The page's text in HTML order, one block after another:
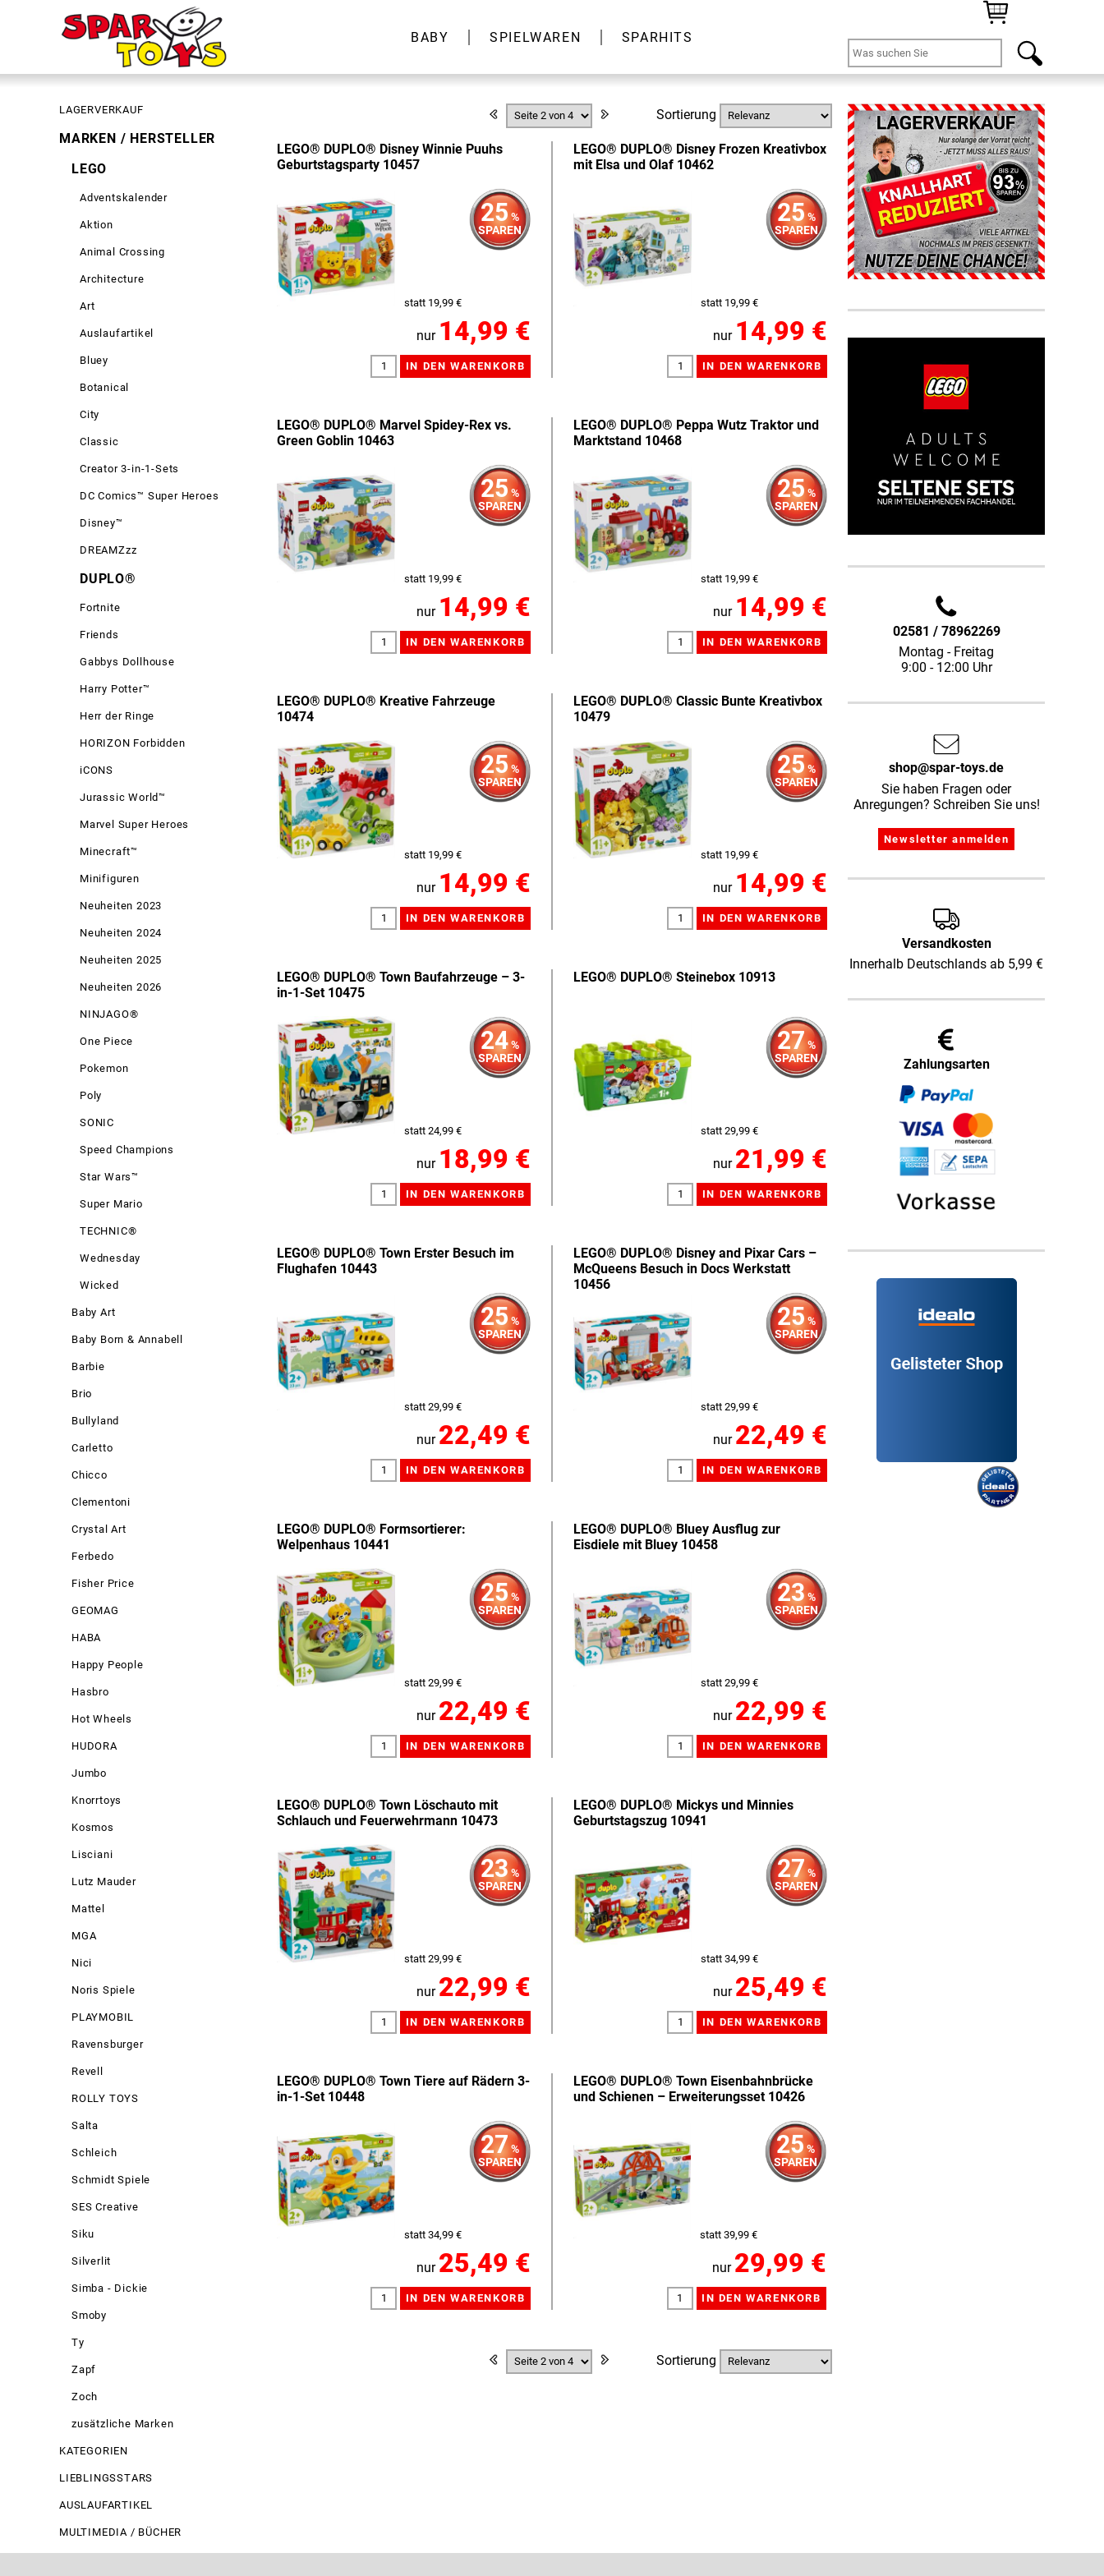
BABY SPIELWAREN SPARHITS
LAGERVERKAUF
MARKEN / HERSTELLER
LEGO
Adventskalender
Aktion
Animal Crossing
Architecture
Art
Auslaufartikel
Bluey
Botanical
City
Classic
Creator 3-in-1-Sets
DC Comics™ Super Heroes
Disney™
DREAMZzz
DUPLO®
Fortnite
Friends
Gabbys Dollhouse
Harry Potter™
Herr der Ringe
HORIZON Forbidden
iCONS
Jurassic World™
Marvel Super Heroes
Minecraft™
Minifiguren
Neuheiten 2023
Neuheiten 2024
Neuheiten 2025
Neuheiten 2026
NINJAGO®
One Piece
Pokemon
Poly
SONIC
Speed Champions
Star Wars™
Super Mario
TECHNIC®
Wednesday
Wicked
Baby Art
Baby Born & Annabell
Barbie
Brio
Bullyland
Carletto
Chicco
Clementoni
Crystal Art
Ferbedo
Fisher Price
GEOMAG
HABA
Happy People
Hasbro
Hot Wheels
HUDORA
Jumbo
Knorrtoys
Kosmos
Lisciani
Lutz Mauder
Mattel
MGA
Nici
Noris Spiele
PLAYMOBIL
Ravensburger
Revell
ROLLY TOYS
Salta
Schleich
Schmidt Spiele
SES Creative
Siku
Silverlit
Simba - Dickie
Smoby
Ty
Zapf
Zoch
zusätzliche Marken
KATEGORIEN
LIEBLINGSSTARS
AUSLAUFARTIKEL
MULTIMEDIA / BÜCHER
Sortierung
LEGO® DUPLO® Disney Winnie Puuhs
Geburtstagsparty 10457
25 %
SPAREN
statt 19,99 €
nur 14,99 €
LEGO® DUPLO® Disney Frozen Kreativbox
mit Elsa und Olaf 10462
25 %
SPAREN
statt 19,99 €
nur 14,99 €
LEGO® DUPLO® Marvel Spidey-Rex vs.
Green Goblin 10463
25 %
SPAREN
statt 19,99 €
nur 14,99 €
LEGO® DUPLO® Peppa Wutz Traktor und
Marktstand 10468
25 %
SPAREN
statt 19,99 €
nur 14,99 €
LEGO® DUPLO® Kreative Fahrzeuge
10474
25 %
SPAREN
statt 19,99 €
nur 14,99 €
LEGO® DUPLO® Classic Bunte Kreativbox
10479
25 %
SPAREN
statt 19,99 €
nur 14,99 €
LEGO® DUPLO® Town Baufahrzeuge – 3-
in-1-Set 10475
24%
SPAREN
statt 24,99 €
nur 18,99 €
LEGO® DUPLO® Steinebox 10913
27 %
SPAREN
statt 29,99 €
nur 21,99 €
LEGO® DUPLO® Town Erster Besuch im
Flughafen 10443
25 %
SPAREN
statt 29,99 €
nur 22,49 €
LEGO® DUPLO® Disney and Pixar Cars –
McQueens Besuch in Docs Werkstatt
10456
25 %
SPAREN
statt 29,99 €
nur 22,49 €
LEGO® DUPLO® Formsortierer:
Welpenhaus 10441
25 %
SPAREN
statt 29,99 €
nur 22,49 €
LEGO® DUPLO® Bluey Ausflug zur
Eisdiele mit Bluey 10458
23 %
SPAREN
statt 29,99 €
nur 22,99 €
LEGO® DUPLO® Town Löschauto mit
Schlauch und Feuerwehrmann 10473
23 %
SPAREN
statt 29,99 €
nur 22,99 €
LEGO® DUPLO® Mickys und Minnies
Geburtstagszug 10941
27 %
SPAREN
statt 34,99 €
nur 25,49 €
LEGO® DUPLO® Town Tiere auf Rädern 3-
in-1-Set 10448
27 %
SPAREN
statt 34,99 €
nur 25,49 €
LEGO® DUPLO® Town Eisenbahnbrücke
und Schienen – Erweiterungsset 10426
25 %
SPAREN
statt 39,99 €
nur 29,99 €
Sortierung
02581 / 78962269
Montag - Freitag
9:00 - 12:00 Uhr
shop@spar-toys.de
Sie haben Fragen oder
Anregungen? Schreiben Sie uns!
Versandkosten
Innerhalb Deutschlands ab 5,99 €
Zahlungsarten